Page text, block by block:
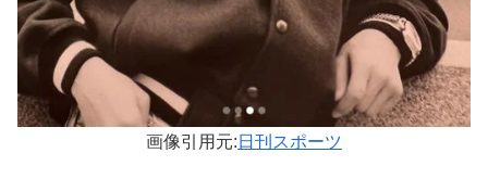
画像引用元: 日刊スポーツ